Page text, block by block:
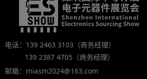
电话：139 2463 3103（商务经理）
139 2387 4705（商务经理）
邮箱：miasm2024@163.com